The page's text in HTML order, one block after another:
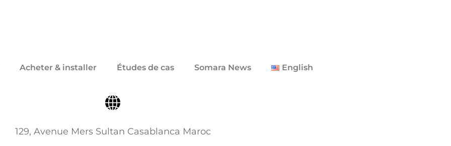
Acheter & installer Études de cas Somara News English
129, Avenue Mers Sultan Casablanca Maroc